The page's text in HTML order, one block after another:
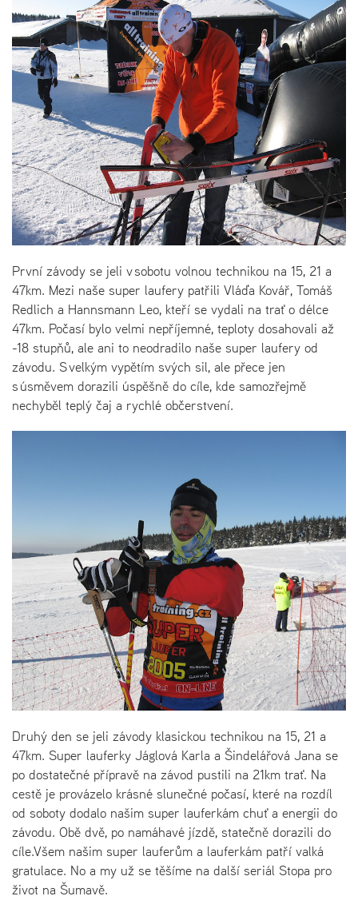
První závody se jeli v sobotu volnou technikou na 15, 21 a
47km. Mezi naše super laufery patřili Vláďa Kovář, Tomáš
Redlich a Hannsmann Leo, kteří se vydali na trať o délce
47km. Počasí bylo velmi nepříjemné, teploty dosahovali až
-18 stupňů, ale ani to neodradilo naše super laufery od
závodu. S velkým vypětím svých sil, ale přece jen
s úsměvem dorazili úspěšně do cíle, kde samozřejmě
nechyběl teplý čaj a rychlé občerstvení.
Druhý den se jeli závody klasickou technikou na 15, 21 a
47km. Super lauferky Jáglová Karla a Šindelářová Jana se
po dostatečné přípravě na závod pustili na 21km trať. Na
cestě je provázelo krásné slunečné počasí, které na rozdíl
od soboty dodalo našim super lauferkám chuť a energii do
závodu. Obě dvě, po namáhavé jízdě, statečně dorazili do
cíle.Všem našim super lauferům a lauferkám patří valká
gratulace. No a my už se těšíme na další seriál Stopa pro
život na Šumavě.